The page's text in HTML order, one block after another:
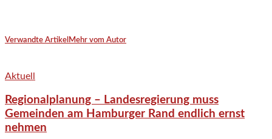
Verwandte Artikel Mehr vom Autor
Aktuell
Regionalplanung – Landesregierung muss
Gemeinden am Hamburger Rand endlich ernst
nehmen